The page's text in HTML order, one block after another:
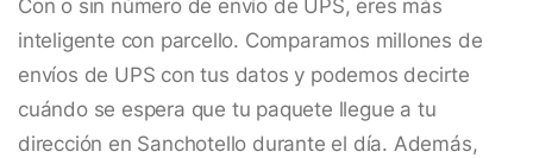
Con o sin número de envío de UPS, eres más
inteligente con parcello. Comparamos millones de
envíos de UPS con tus datos y podemos decirte
cuándo se espera que tu paquete llegue a tu
dirección en Sanchotello durante el día. Además,